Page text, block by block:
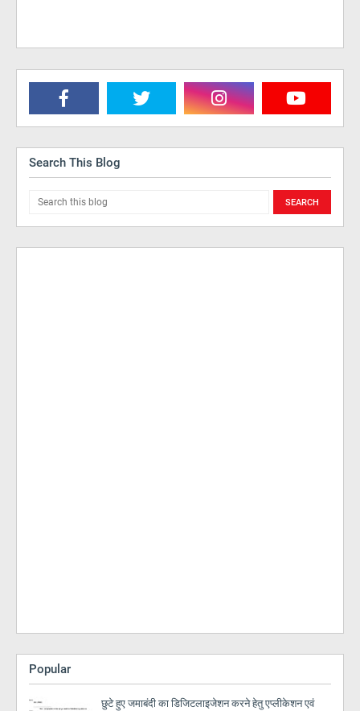
Search This Blog
Popular
छुटे हुए जमाबंदी का डिजिटलाइजेशन करने हेतु एप्लीकेशन एवं